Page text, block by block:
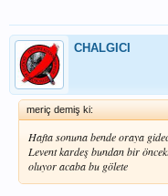
CHALGICI
meriç demiş ki:
Hafta sonuna bende oraya
Levent kardeş bundan bir
oluyor acaba bu gölete